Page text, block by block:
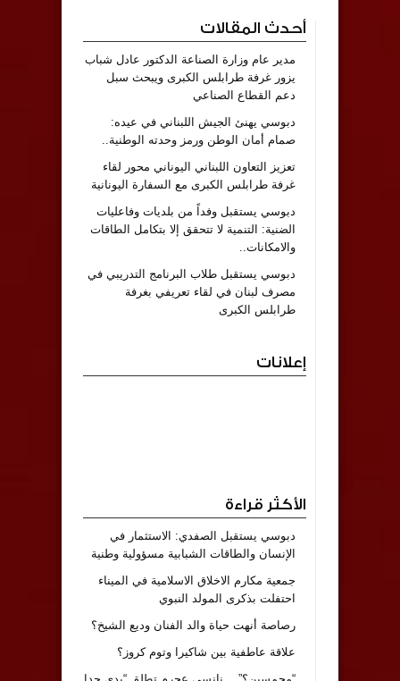
أحدث المقالات
مدير عام وزارة الصناعة الدكتور عادل شباب
يزور غرفة طرابلس الكبرى ويبحث سبل
دعم القطاع الصناعي
دبوسي يهنئ الجيش اللبناني في عيده:
صمام أمان الوطن ورمز وحدته الوطنية..
تعزيز التعاون اللبناني اليوناني محور لقاء
غرفة طرابلس الكبرى مع السفارة اليونانية
دبوسي يستقبل وفداً من بلديات وفاعليات
الضنية: التنمية لا تتحقق إلا بتكامل الطاقات
والامكانات..
دبوسي يستقبل طلاب البرنامج التدريبي في
مصرف لبنان في لقاء تعريفي بغرفة
طرابلس الكبرى
إعلانات
الأكثر قراءة
دبوسي يستقبل الصفدي: الاستثمار في
الإنسان والطاقات الشبابية مسؤولية وطنية
جمعية مكارم الاخلاق الاسلامية في الميناء
احتفلت بذكرى المولد النبوي
رصاصة أنهت حياة والد الفنان وديع الشيخ؟
علاقة عاطفية بين شاكيرا وتوم كروز؟